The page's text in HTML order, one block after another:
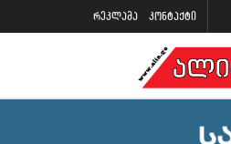
რეკლამა კონტაქტი